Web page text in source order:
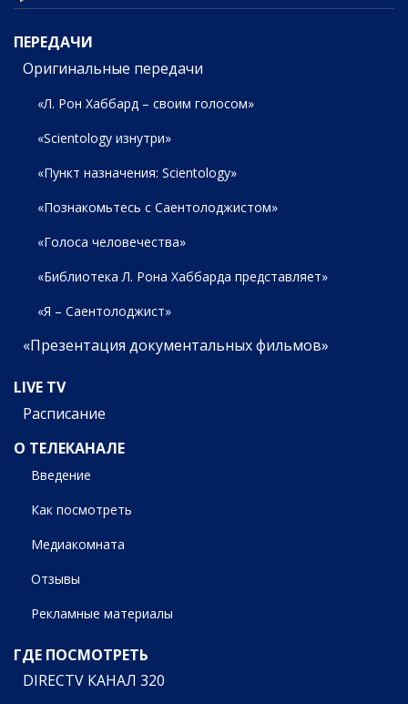
ПЕРЕДАЧИ
Оригинальные передачи
«Л. Рон Хаббард – своим голосом»
«Scientology изнутри»
«Пункт назначения: Scientology»
«Познакомьтесь с Саентолоджистом»
«Голоса человечества»
«Библиотека Л. Рона Хаббарда представляет»
«Я – Саентолоджист»
«Презентация документальных фильмов»
LIVE TV
Расписание
О ТЕЛЕКАНАЛЕ
Введение
Как посмотреть
Медиакомната
Отзывы
Рекламные материалы
ГДЕ ПОСМОТРЕТЬ
DIRECTV КАНАЛ 320